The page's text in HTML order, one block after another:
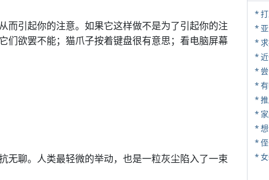
而引起你的注意。如果它这样做不是为了引起你的注
们欲罢不能；猫爪子按着键盘很有意思；看电脑屏幕
无聊。人类最轻微的举动，也是一粒灰尘陷入了一束
* 打
*
*
*
*
*
*
*
*